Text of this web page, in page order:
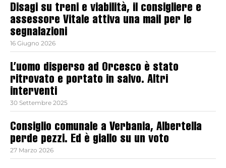
Disagi su treni e viabilità, il consigliere e
assessore Vitale attiva una mail per le
segnalazioni
16 Giugno 2026
L’uomo disperso ad Orcesco è stato
ritrovato e portato in salvo. Altri
interventi
30 Settembre 2025
Consiglio comunale a Verbania, Albertella
perde pezzi. Ed è giallo su un voto
27 Marzo 2026